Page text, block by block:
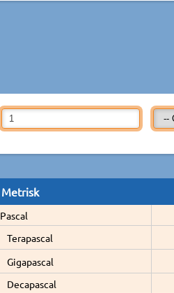
Metrisk
Pascal
Terapascal
Gigapascal
Decapascal